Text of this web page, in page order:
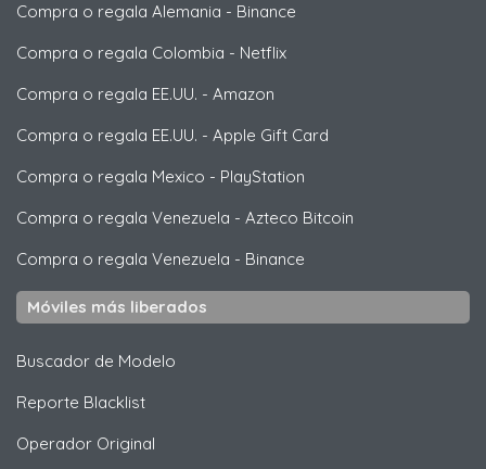
Compra o regala Alemania - Binance
Compra o regala Colombia - Netflix
Compra o regala EE.UU. - Amazon
Compra o regala EE.UU. - Apple Gift Card
Compra o regala Mexico - PlayStation
Compra o regala Venezuela - Azteco Bitcoin
Compra o regala Venezuela - Binance
Móviles más liberados
Buscador de Modelo
Reporte Blacklist
Operador Original